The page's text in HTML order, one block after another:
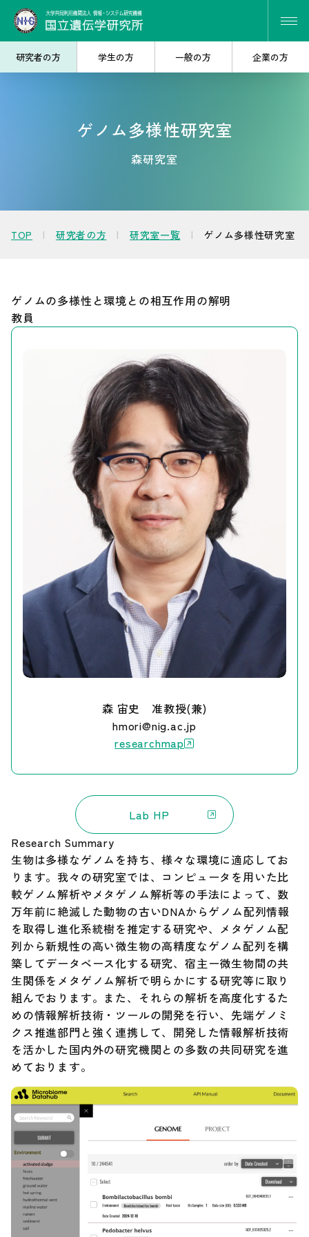
研究・共同研究を
大学院で
知りたい
考えたい
人材・キャリア
遺伝研とは
お問い合わせ
サイトポリシー
サイトマップ
情報公開
調達情報
研究者の方 学生の方 一般の方 企業の方
ゲノム多様性研究室
森研究室
TOP 研究者の方 研究室一覧 ゲノム多様性研究室
ゲノムの多様性と環境との相互作用の解明
教員
森 宙史 准教授(兼)
hmori@nig.ac.jp
researchmap
Lab HP
Research Summary
生物は多様なゲノムを持ち、様々な環境に適応してお
ります。我々の研究室では、コンピュータを用いた比
較ゲノム解析やメタゲノム解析等の手法によって、数
万年前に絶滅した動物の古いDNAからゲノム配列情報
を取得し進化系統樹を推定する研究や、メタゲノム配
列から新規性の高い微生物の高精度なゲノム配列を構
築してデータベース化する研究、宿主ー微生物間の共
生関係をメタゲノム解析で明らかにする研究等に取り
組んでおります。また、それらの解析を高度化するた
めの情報解析技術・ツールの開発を行い、先端ゲノミ
クス推進部門と強く連携して、開発した情報解析技術
を活かした国内外の研究機関との多数の共同研究を進
めております。